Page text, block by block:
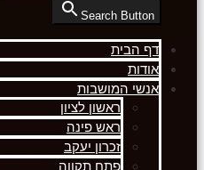
Search Button
דף הבית
אודות
אנשי המושבות
ראשון לציון
ראש פינה
זכרון יעקב
פתח תקווה